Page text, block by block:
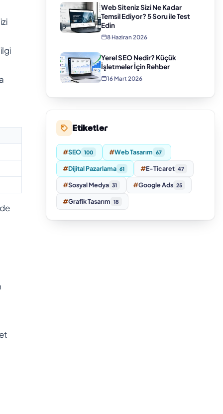
Web Siteniz Sizi Ne Kadar
Temsil Ediyor? 5 Soru ile Test
Edin
8 Haziran 2026
Yerel SEO Nedir? Küçük
İşletmeler İçin Rehber
16 Mart 2026
Etiketler
#SEO 100 #Web Tasarım 67
#Dijital Pazarlama 61 #E-Ticaret 47
#Sosyal Medya 31 #Google Ads 25
#Grafik Tasarım 18